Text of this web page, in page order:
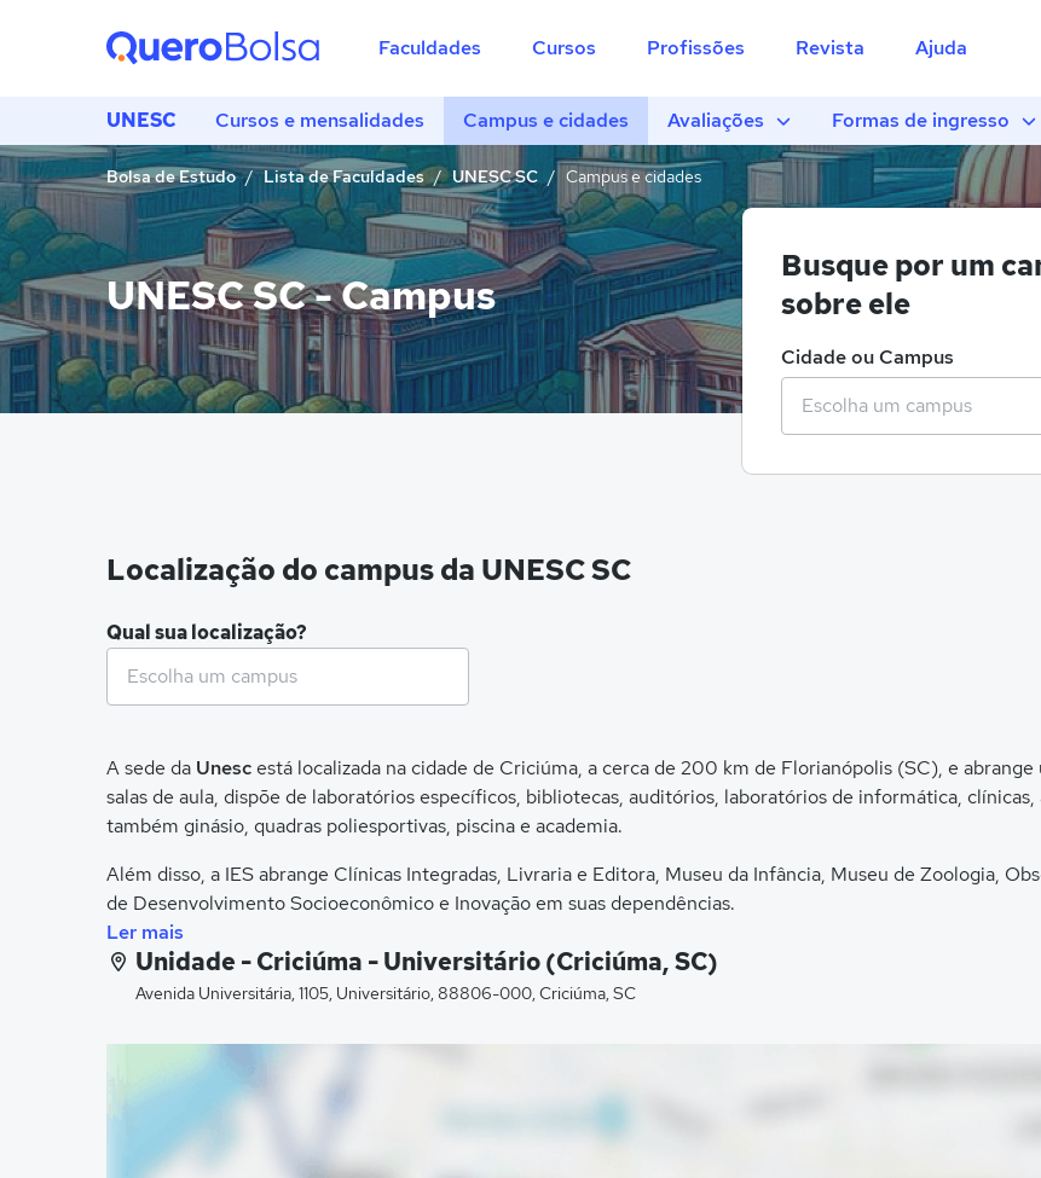
Faculdades Cursos Profissões Revista Ajuda
UNESC Cursos e mensalidades Campus e cidades Avaliações Formas de ingresso
Bolsa de Estudo Lista de Faculdades UNESC SC Campus e cidades
UNESC SC - Campus
Busque por um
sobre ele
Cidade ou Campus
Localização do campus da UNESC SC
Qual sua localização?
A sede da Unescestá localizada na cidade de Criciúma, a cerca de 200 km de Florianópolis (SC), e
salas de aula, dispõe de laboratórios específicos, bibliotecas, auditórios, laboratórios de informática,
também ginásio, quadras poliesportivas, piscina e academia.
Além disso, a IES abrange Clínicas Integradas, Livraria e Editora, Museu da Infância, Museu de Zoologia,
de Desenvolvimento Socioeconômico e Inovação em suas dependências.
AUnescestá localizada na: Avenida Universitária, 1005, Bairro Universitário, Criciúma-SC. CEP: 88806-000
Ler mais
Unidade - Criciúma - Universitário (Criciúma, SC)
Avenida Universitária, 1105, Universitário, 88806-000, Criciúma, SC